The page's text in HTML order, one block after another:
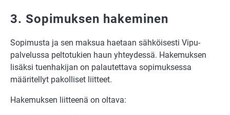
3. Sopimuksen hakeminen
Sopimusta ja sen maksua haetaan sähköisesti Vipu-
palvelussa peltotukien haun yhteydessä. Hakemuksen
lisäksi tuenhakijan on palautettava sopimuksessa
määritellyt pakolliset liitteet.
Hakemuksen liitteenä on oltava: